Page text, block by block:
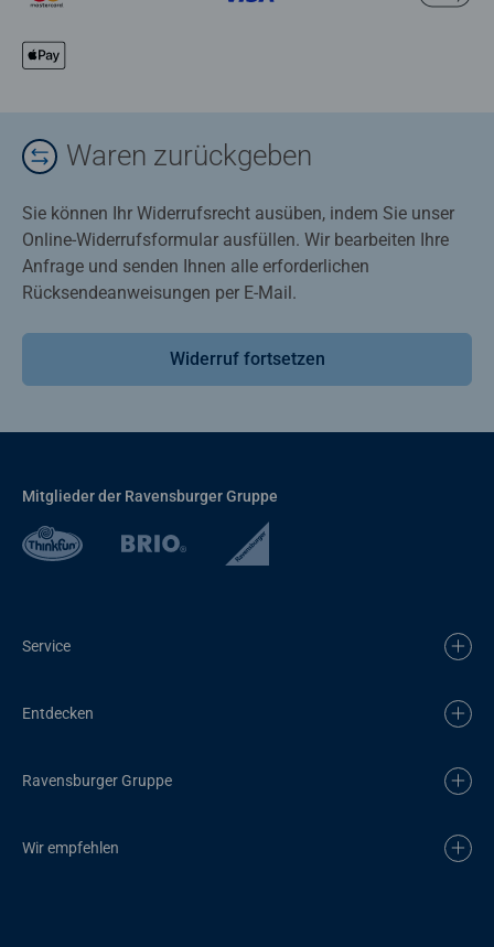
Waren zurückgeben
Sie können Ihr Widerrufsrecht ausüben, indem Sie unser
Online-Widerrufsformular ausfüllen. Wir bearbeiten Ihre
Anfrage und senden Ihnen alle erforderlichen
Rücksendeanweisungen per E-Mail.
Widerruf fortsetzen
Mitglieder der Ravensburger Gruppe
Service
Entdecken
Ravensburger Gruppe
Wir empfehlen